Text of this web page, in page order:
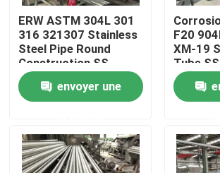
Contactez-nous
Nouvelles
Cas
tuyau sans couture de solides
ERW ASTM 304L 301
316 321307 Stainless
Steel Pipe Round
Construction SS
Seamless Pipe
Brushed Stainless
Steel Tube
envoyer une
F20
XM-19
Tube
Pipe BA